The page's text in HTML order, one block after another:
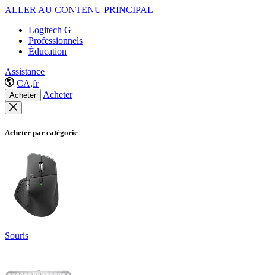
ALLER AU CONTENU PRINCIPAL
Logitech G
Professionnels
Éducation
Assistance
CA,fr
Acheter Acheter
Acheter par catégorie
Souris